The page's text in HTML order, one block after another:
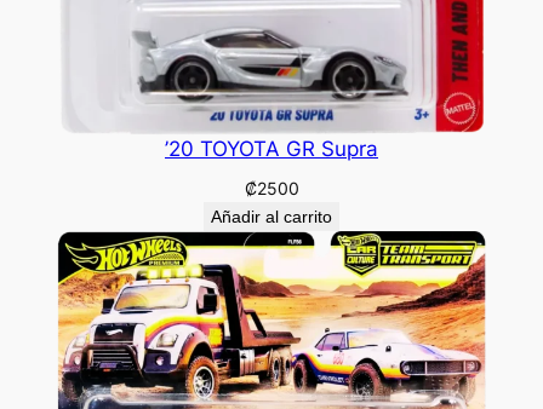
’20 TOYOTA GR Supra
₡2500
Añadir al carrito